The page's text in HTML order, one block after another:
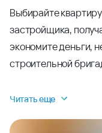
Выбирайте
застройщика,
экономите деньги,
строительной
Читать еще